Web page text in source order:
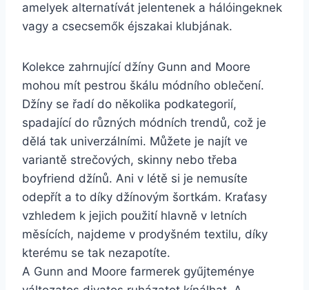
amelyek alternatívát jelentenek a hálóingeknek
vagy a csecsemők éjszakai klubjának.
Kolekce zahrnující džíny Gunn and Moore
mohou mít pestrou škálu módního oblečení.
Džíny se řadí do několika podkategorií,
spadající do různých módních trendů, což je
dělá tak univerzálními. Můžete je najít ve
variantě strečových, skinny nebo třeba
boyfriend džínů. Ani v létě si je nemusíte
odepřít a to díky džínovým šortkám. Kraťasy
vzhledem k jejich použití hlavně v letních
měsících, najdeme v prodyšném textilu, díky
kterému se tak nezapotíte.
A Gunn and Moore farmerek gyűjteménye